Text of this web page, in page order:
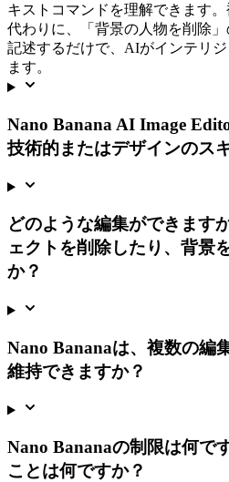
キストコマンドを理解できます
代わりに、「背景の人物を削除
記述するだけで、AIがインテリ
ます。
Nano Banana AI Image
技術的またはデザインのス
どのような編集ができます
ェクトを削除したり、背景
か？
Nano Bananaは、複数の編
維持できますか？
Nano Bananaの制限は何で
ことは何ですか？